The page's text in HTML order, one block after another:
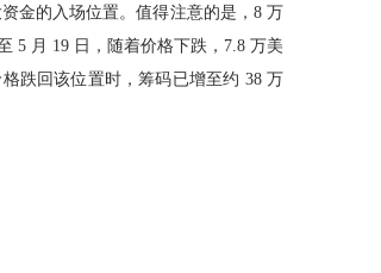
金的入场位置。值得注意的是，8 万
5 月 19 日，随着价格下跌，7.8 万美
跌回该位置时，筹码已增至约 38 万